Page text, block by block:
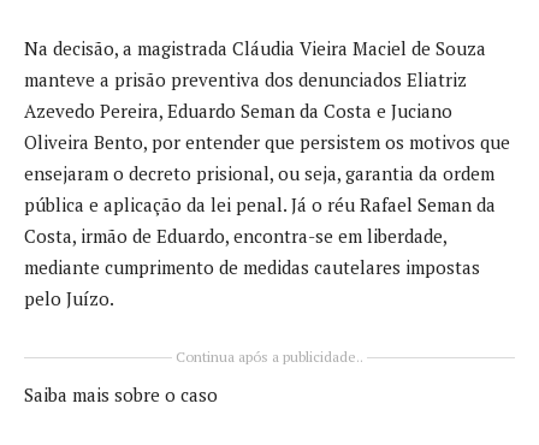
Na decisão, a magistrada Cláudia Vieira Maciel de Souza
manteve a prisão preventiva dos denunciados Eliatriz
Azevedo Pereira, Eduardo Seman da Costa e Juciano
Oliveira Bento, por entender que persistem os motivos que
ensejaram o decreto prisional, ou seja, garantia da ordem
pública e aplicação da lei penal. Já o réu Rafael Seman da
Costa, irmão de Eduardo, encontra-se em liberdade,
mediante cumprimento de medidas cautelares impostas
pelo Juízo.
Continua após a publicidade..
Saiba mais sobre o caso